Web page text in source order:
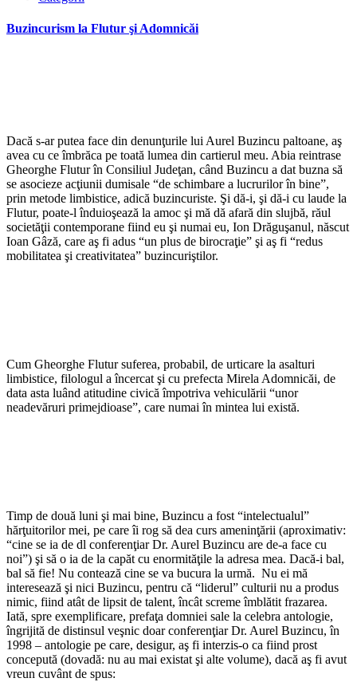
Buzincurism la Flutur şi Adomnicăi
Dacă s-ar putea face din denunţurile lui Aurel Buzincu paltoane, aş
avea cu ce îmbrăca pe toată lumea din cartierul meu. Abia reintrase
Gheorghe Flutur în Consiliul Judeţan, când Buzincu a dat buzna să
se asocieze acţiunii dumisale “de schimbare a lucrurilor în bine”,
prin metode limbistice, adică buzincuriste. Şi dă-i, şi dă-i cu laude la
Flutur, poate-l înduioşează la amoc şi mă dă afară din slujbă, răul
societăţii contemporane fiind eu şi numai eu, Ion Drăguşanul, născut
Ioan Gâză, care aş fi adus “un plus de birocraţie” şi aş fi “redus
mobilitatea şi creativitatea” buzincuriştilor.
Cum Gheorghe Flutur suferea, probabil, de urticare la asalturi
limbistice, filologul a încercat şi cu prefecta Mirela Adomnicăi, de
data asta luând atitudine civică împotriva vehiculării “unor
neadevăruri primejdioase”, care numai în mintea lui există.
Timp de două luni şi mai bine, Buzincu a fost “intelectualul”
hărţuitorilor mei, pe care îi rog să dea curs ameninţării (aproximativ:
“cine se ia de dl conferenţiar Dr. Aurel Buzincu are de-a face cu
noi”) şi să o ia de la capăt cu enormităţile la adresa mea. Dacă-i bal,
bal să fie! Nu contează cine se va bucura la urmă. Nu ei mă
interesează şi nici Buzincu, pentru că “liderul” culturii nu a produs
nimic, fiind atât de lipsit de talent, încât screme îmblătit frazarea.
Iată, spre exemplificare, prefaţa domniei sale la celebra antologie,
îngrijită de distinsul veşnic doar conferenţiar Dr. Aurel Buzincu, în
1998 – antologie pe care, desigur, aş fi interzis-o ca fiind prost
concepută (dovadă: nu au mai existat şi alte volume), dacă aş fi avut
vreun cuvânt de spus: